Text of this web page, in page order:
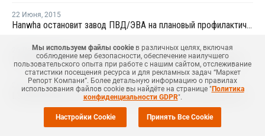
22 Июня, 2015
Hanwha остановит завод ПВД/ЭВА на плановый профилактический ремонт
26 Декабря,2013
LG Chem остановит завод стирола на профилактику в марте 2014 года
26 Июля,2013
Мы используем файлы cookieв различных целях, включая
соблюдение мер безопасности, обеспечение наилучшего
пользовательского опыта при работе с нашим сайтом, отслеживание
статистики посещения ресурса и для рекламных задач “Маркет
Репорт Компани”. Более детальную информацию о правилах
использования файлов cookie вы найдёте на странице "Политика
конфиденциальности GDPR".
Настройки Cookie Принять Все Cookie